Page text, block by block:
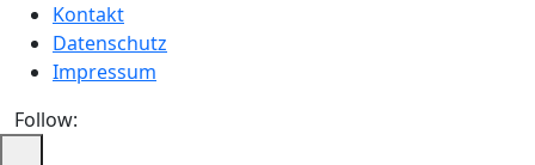
Kontakt
Datenschutz
Impressum
Follow: